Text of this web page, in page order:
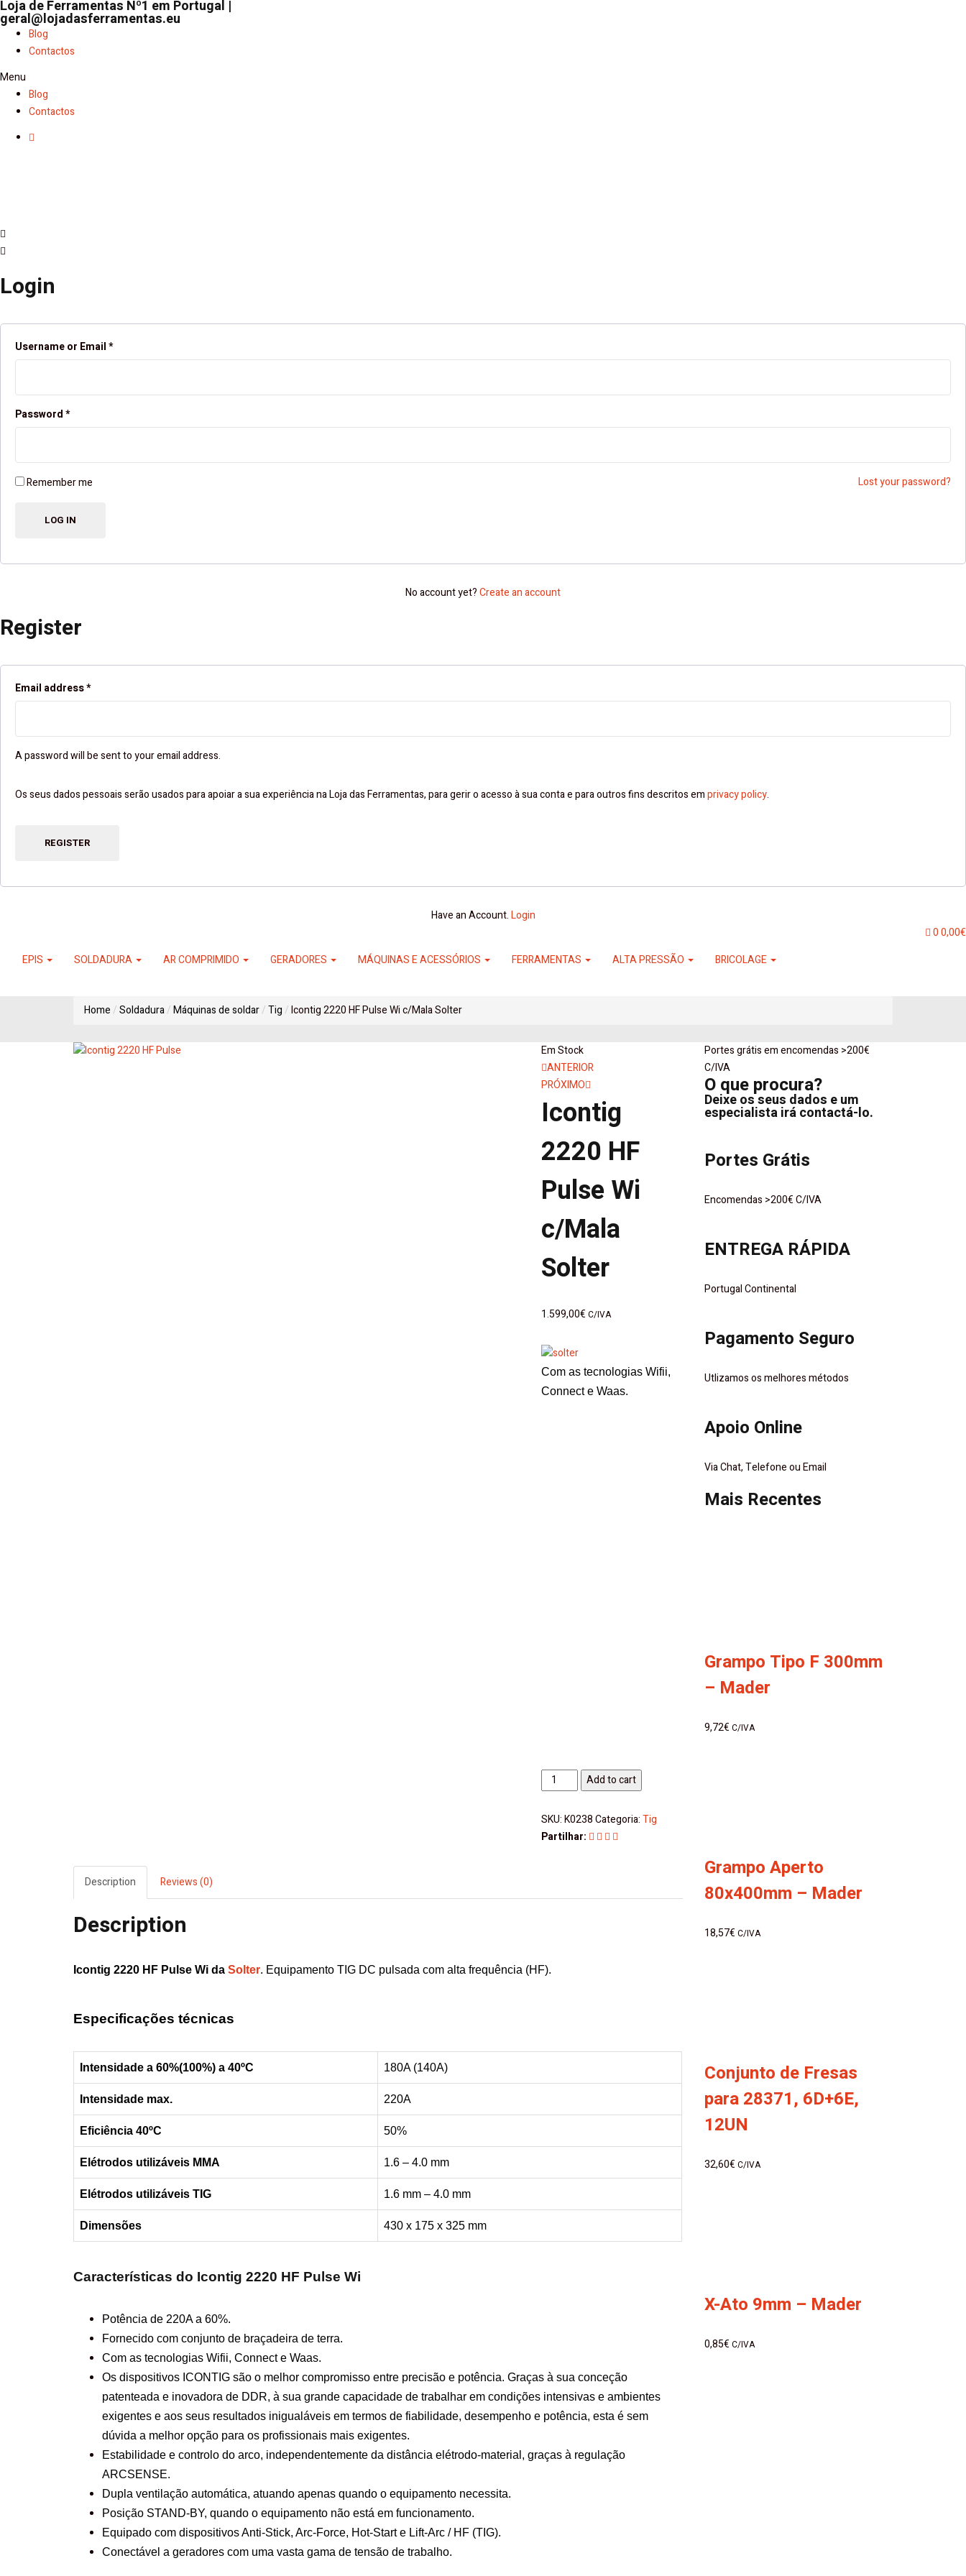
Loja de Ferramentas Nº1 em Portugal |
geral@lojadasferramentas.eu
Blog
Contactos
Menu
Blog
Contactos
Login
Username or Email*
Password*
Remember me Lost your password?
No account yet?Create an account
Register
Email address*
A password will be sent to your email address.
Os seus dados pessoais serão usados ​​para apoiar a sua experiência na Loja das Ferramentas, para gerir o acesso à sua conta e para outros fins descritos emprivacy policy.
REGISTER
Have an Account.Login
00,00€
EPIS
SOLDADURA AR COMPRIMIDO GERADORES MÁQUINAS E ACESSÓRIOS FERRAMENTAS ALTA PRESSÃO BRICOLAGE
Home Soldadura Máquinas de soldar Tig Icontig 2220 HF Pulse Wi c/Mala Solter
Em Stock
Navegação
de
artigos
ANTERIOR
PRÓXIMO
Icontig
2220 HF
Pulse Wi
c/Mala
Solter
1.599,00€ C/IVA
Com as tecnologias Wifii,
Connect e Waas.
Icontig
2220
HF
Pulse
quantity
Add to cart
SKU:K0238 Categoria: Tig
Partilhar:
Description Reviews (0)
Description
Icontig 2220 HF Pulse Wi da Solter. Equipamento TIG DC pulsada com alta frequência (HF).
Especificações técnicas
Intensidade a 60%(100%) a 40ºC 180A (140A)
Intensidade max. 220A
Eficiência 40ºC 50%
Elétrodos utilizáveis MMA 1.6 – 4.0 mm
Elétrodos utilizáveis TIG 1.6 mm – 4.0 mm
Dimensões 430 x 175 x 325 mm
Características do Icontig 2220 HF Pulse Wi
Potência de 220A a 60%.
Fornecido com conjunto de braçadeira de terra.
Com as tecnologias Wifii, Connect e Waas.
Os dispositivos ICONTIG são o melhor compromisso entre precisão e potência. Graças à sua conceção
patenteada e inovadora de DDR, à sua grande capacidade de trabalhar em condições intensivas e ambientes
exigentes e aos seus resultados inigualáveis em termos de fiabilidade, desempenho e potência, esta é sem
dúvida a melhor opção para os profissionais mais exigentes.
Estabilidade e controlo do arco, independentemente da distância elétrodo-material, graças à regulação
ARCSENSE.
Dupla ventilação automática, atuando apenas quando o equipamento necessita.
Posição STAND-BY, quando o equipamento não está em funcionamento.
Equipado com dispositivos Anti-Stick, Arc-Force, Hot-Start e Lift-Arc / HF (TIG).
Conectável a geradores com uma vasta gama de tensão de trabalho.
Portes grátis em encomendas >200€
C/IVA
O que procura?
Deixe os seus dados e um
especialista irá contactá-lo.
Portes Grátis
Encomendas >200€ C/IVA
ENTREGA RÁPIDA
Portugal Continental
Pagamento Seguro
Utlizamos os melhores métodos
Apoio Online
Via Chat, Telefone ou Email
Mais Recentes
Grampo Tipo F 300mm
– Mader
9,72€ C/IVA
Grampo Aperto
80x400mm – Mader
18,57€ C/IVA
Conjunto de Fresas
para 28371, 6D+6E,
12UN
32,60€ C/IVA
X-Ato 9mm – Mader
0,85€ C/IVA